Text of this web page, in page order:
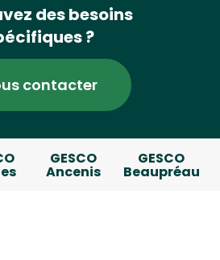
des besoins
?
contacter
GESCO
Ancenis
GESCO
Beaupréau